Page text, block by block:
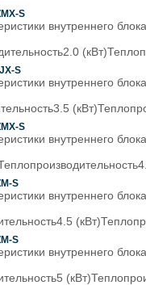
S
внутреннего
S
внутреннего
S
внутреннего
S
внутреннего
S
внутреннего